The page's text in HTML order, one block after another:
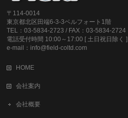
〒114-0014
東京都北区田端6-3-3ベルフォート1階
TEL：03-5834-2723 / FAX：03-5834-2724
電話受付時間 10:00～17:00 [ 土日祝日除く ]
e-mail：info@field-coltd.com
HOME
会社案内
会社概要